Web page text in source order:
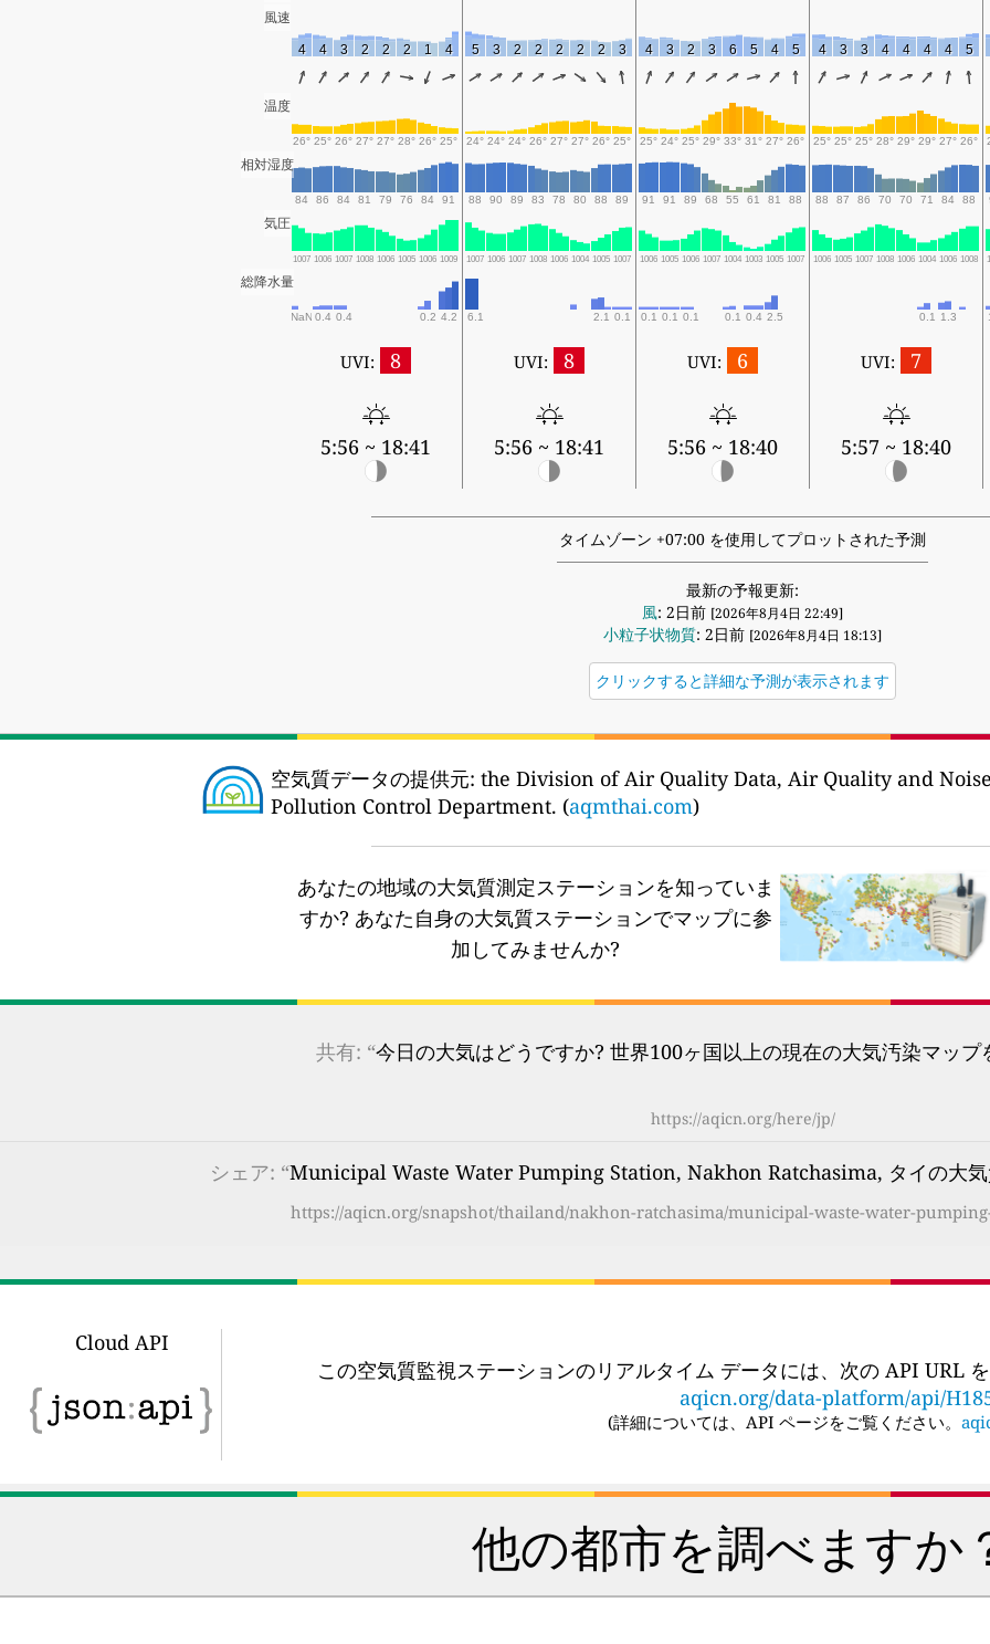
風速
4 4 3 2 2 2 1 4 5 3 2 2 2 2 2 3 4 3 2 3 6 5 4 5 4 3 3 4 4 4 4 5
温度
26° 25° 26° 27° 27° 28° 26° 25° 24° 24° 24° 26° 27° 27° 26° 25° 25° 24° 25° 29° 33° 31° 27° 26° 25° 25° 25° 28° 29° 29° 27° 26°
相対湿度
84 86 84 81 79 76 84 91 88 90 89 83 78 80 88 89 91 91 89 68 55 61 81 88 88 87 86 70 70 71 84 88
気圧
1007 1006 1007 1008 1006 1005 1006 1009 1007 1006 1007 1008 1006 1004 1005 1007 1006 1005 1006 1007 1004 1003 1005 1007 1006 1005 1007 1008 1006 1004 1006 1008
総降水量
NaN 0.4 0.4 0.2 4.2 6.1 2.1 0.1 0.1 0.1 0.1 0.1 0.4 2.5 0.1 1.3
UVI: 8
5:56 ~ 18:41
UVI: 8
5:56 ~ 18:41
UVI: 6
5:56 ~ 18:40
UVI: 7
5:57 ~ 18:40
タイムゾーン +07:00 を使用してプロットされた予測
最新の予報更新:
風: 2日前 [2026年8月4日 22:49]
小粒子状物質: 2日前 [2026年8月4日 18:13]
クリックすると詳細な予測が表示されます
空気質データの提供元: the Division of Air Quality Data, Air Quality and
Pollution Control Department. (aqmthai.com)
あなたの地域の大気質測定ステーションを知っていま
すか? あなた自身の大気質ステーションでマップに参
加してみませんか?
共有: “今日の大気はどうですか? 世界100ヶ国以上の現在の大気汚染マッ
https://aqicn.org/here/jp/
シェア: “Municipal Waste Water Pumping Station, Nakhon Ratchasima, タイの大
https://aqicn.org/snapshot/thailand/nakhon-ratchasima/municipal-waste-water-pumping-
Cloud API
この空気質監視ステーションのリアルタイム データには、次の API URL
aqicn.org/data-platform/api/
(詳細については、API ページをご覧ください。
他の都市を調べますか